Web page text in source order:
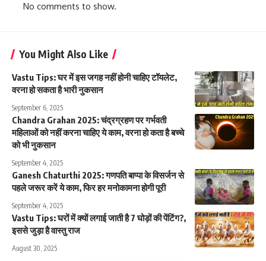
No comments to show.
You Might Also Like
Vastu Tips: घर में इस जगह नहीं होनी चाहिए टॉयलेट,
वरना हो सकता है भारी नुकसान
September 6, 2025
Chandra Grahan 2025: चंद्रग्रहण पर गर्भवती
महिलाओं को नहीं करना चाहिए ये काम, वरना हो कता है बच्चे
को भी नुकसान
September 4, 2025
Ganesh Chaturthi 2025: गणपति बाप्पा के विसर्जन से
पहले जरूर करें ये काम, फिर हर मनोकामना होगी पूरी
September 4, 2025
Vastu Tips: घरों में क्यों लगाई जाती है 7 घोड़ों की पेंटिंग?,
इससे जुड़ा है वास्तु राज
August 30, 2025